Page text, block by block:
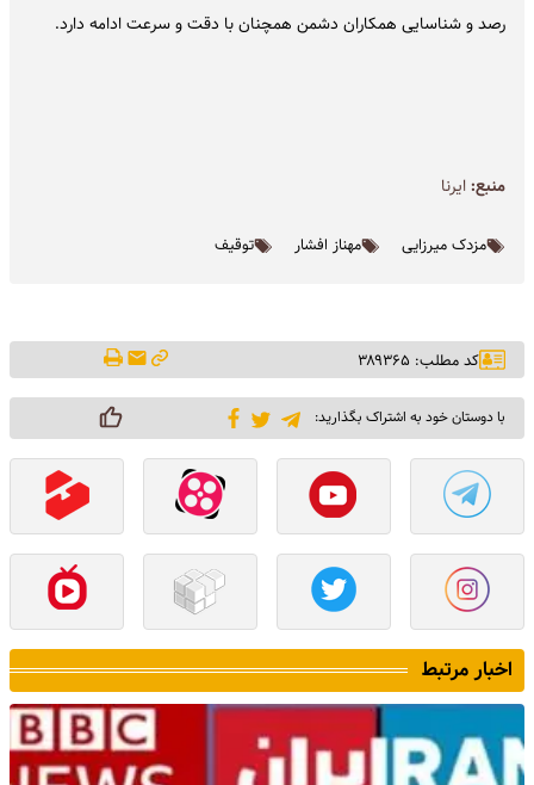
رصد و شناسایی همکاران دشمن همچنان با دقت و سرعت ادامه دارد.
منبع:ایرنا
مزدک میرزایی مهناز افشار توقیف
کد مطلب: ۳۸۹۳۶۵
با دوستان خود به اشتراک بگذارید:
اخبار مرتبط